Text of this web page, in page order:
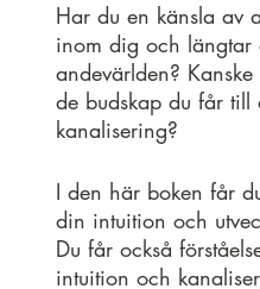
Har du en känsla av
inom dig och längtar
andevärlden?
de budskap du får
kanalisering?
I den här boken får
din intuition och
Du får också
intuition och